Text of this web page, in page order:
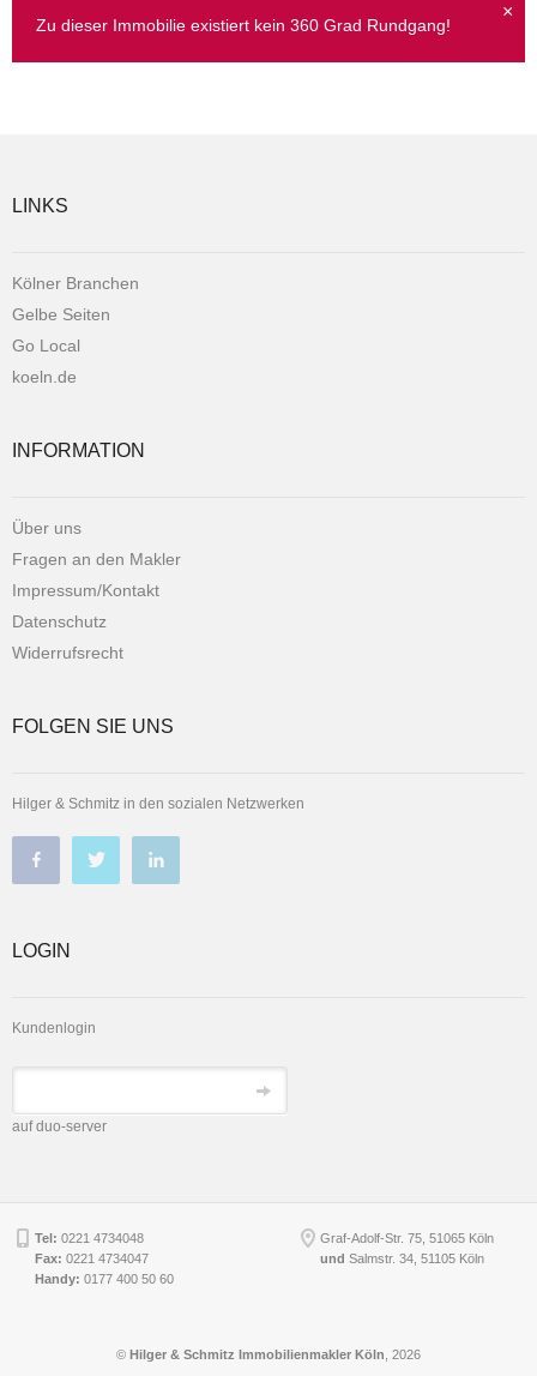
×
Zu dieser Immobilie existiert kein 360 Grad Rundgang!
LINKS
Kölner Branchen
Gelbe Seiten
Go Local
koeln.de
INFORMATION
Über uns
Fragen an den Makler
Impressum/Kontakt
Datenschutz
Widerrufsrecht
FOLGEN SIE UNS
Hilger & Schmitz in den sozialen Netzwerken
LOGIN
Kundenlogin
auf duo-server
Tel: 0221 4734048
Fax: 0221 4734047
Handy: 0177 400 50 60
Graf-Adolf-Str. 75, 51065 Köln
und Salmstr. 34 ,51105 Köln
© Hilger & Schmitz Immobilienmakler Köln , 2026